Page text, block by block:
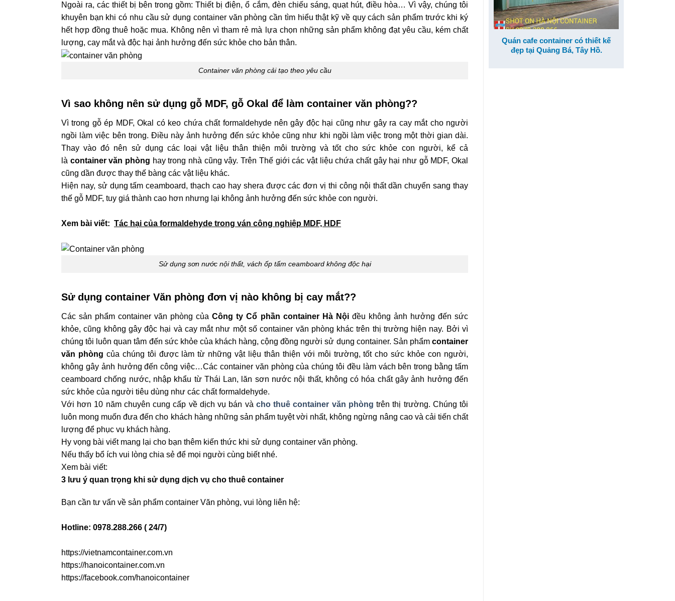
Ngoài ra, các thiết bị bên trong gồm: Thiết bị điện, ổ cắm, đèn chiếu sáng, quạt hút, điều hòa… Vì vậy, chúng tôi
khuyên bạn khi có nhu cầu sử dụng container văn phòng cần tìm hiểu thật kỹ về quy cách sản phẩm trước khi ký
hết hợp đồng thuê hoặc mua. Không nên vì tham rẻ mà lựa chọn những sản phẩm không đạt yêu cầu, kém chất
lượng, cay mắt và độc hại ảnh hưởng đến sức khỏe cho bản thân.
Container văn phòng cải tạo theo yêu cầu
Vì sao không nên sử dụng gỗ MDF, gỗ Okal để làm container văn phòng??
Vì trong gỗ ép MDF, Okal có keo chứa chất formaldehyde nên gây độc hại cũng như gây ra cay mắt cho người
ngồi làm việc bên trong. Điều này ảnh hưởng đến sức khỏe cũng như khi ngồi làm việc trong một thời gian dài.
Thay vào đó nên sử dụng các loại vật liệu thân thiện môi trường và tốt cho sức khỏe con người, kể cả
là container văn phòng hay trong nhà cũng vậy. Trên Thế giới các vật liệu chứa chất gây hại như gỗ MDF, Okal
cũng dần được thay thế bàng các vật liệu khác.
Hiện nay, sử dụng tấm ceamboard, thạch cao hay shera được các đơn vị thi công nội thất dần chuyển sang thay
thế gỗ MDF, tuy giá thành cao hơn nhưng lại không ảnh hưởng đến sức khỏe con người.
Xem bài viết: Tác hại của formaldehyde trong ván công nghiệp MDF, HDF
Sử dụng sơn nước nội thất, vách ốp tấm ceamboard không độc hại
Sử dụng container Văn phòng đơn vị nào không bị cay mắt??
Các sản phẩm container văn phòng củaCông ty Cổ phần container Hà Nộiđều không ảnh hưởng đến sức
khỏe, cũng không gây độc hại và cay mắt như một số container văn phòng khác trên thị trường hiện nay. Bởi vì
chúng tôi luôn quan tâm đến sức khỏe của khách hàng, cộng đồng người sử dụng container. Sản phẩm container
văn phòng của chúng tôi được làm từ những vật liệu thân thiện với môi trường, tốt cho sức khỏe con người,
không gây ảnh hưởng đến công việc…Các container văn phòng của chúng tôi đều làm vách bên trong bằng tấm
ceamboard chống nước, nhập khẩu từ Thái Lan, lăn sơn nước nội thất, không có hóa chất gây ảnh hưởng đến
sức khỏe của người tiêu dùng như các chất formaldehyde.
Với hơn 10 năm chuyên cung cấp về dịch vụ bán và cho thuê container văn phòng trên thị trường. Chúng tôi
luôn mong muốn đưa đến cho khách hàng những sản phẩm tuyệt vời nhất, không ngừng nâng cao và cải tiến chất
lượng để phục vụ khách hàng.
Hy vọng bài viết mang lại cho bạn thêm kiến thức khi sử dụng container văn phòng.
Nếu thấy bổ ích vui lòng chia sẻ để mọi người cùng biết nhé.
Xem bài viết:
3 lưu ý quan trọng khi sử dụng dịch vụ cho thuê container
Bạn cần tư vấn về sản phẩm container Văn phòng, vui lòng liên hệ:
Hotline: 0978.288.266 ( 24/7)
https://vietnamcontainer.com.vn
https://hanoicontainer.com.vn
https://facebook.com/hanoicontainer
Quán cafe container có thiết kế
đẹp tại Quảng Bá, Tây Hồ.